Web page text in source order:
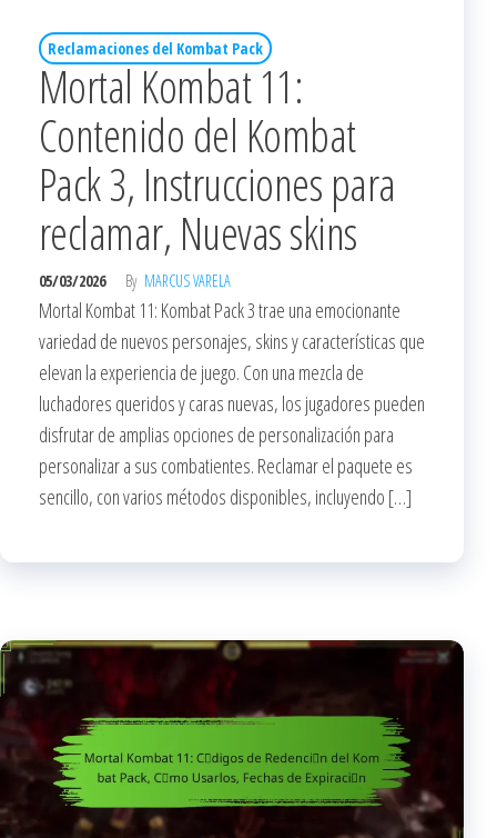
Reclamaciones del Kombat Pack
Mortal Kombat 11:
Contenido del Kombat
Pack 3, Instrucciones para
reclamar, Nuevas skins
05/03/2026 By MARCUS VARELA
Mortal Kombat 11: Kombat Pack 3 trae una emocionante
variedad de nuevos personajes, skins y características que
elevan la experiencia de juego. Con una mezcla de
luchadores queridos y caras nuevas, los jugadores pueden
disfrutar de amplias opciones de personalización para
personalizar a sus combatientes. Reclamar el paquete es
sencillo, con varios métodos disponibles, incluyendo […]